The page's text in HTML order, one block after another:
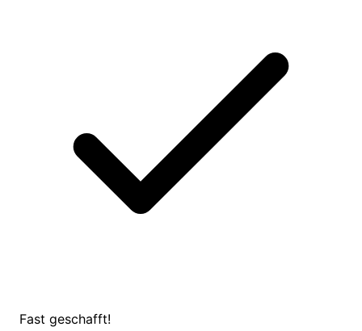
Fast geschafft!